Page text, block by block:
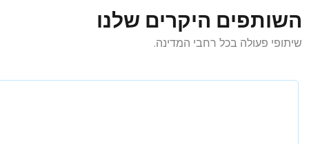
השותפים היקרים שלנו
שיתופי פעולה בכל רחבי המדינה.